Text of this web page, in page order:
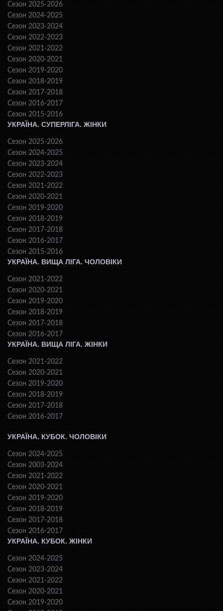
Сезон 2025-2026
Сезон 2024-2025
Сезон 2023-2024
Сезон 2022-2023
Сезон 2021-2022
Сезон 2020-2021
Сезон 2019-2020
Сезон 2018-2019
Сезон 2017-2018
Сезон 2016-2017
Сезон 2015-2016
УКРАЇНА. СУПЕРЛІГА. ЖІНКИ
Сезон 2025-2026
Сезон 2024-2025
Сезон 2023-2024
Сезон 2022-2023
Сезон 2021-2022
Сезон 2020-2021
Сезон 2019-2020
Сезон 2018-2019
Сезон 2017-2018
Сезон 2016-2017
Сезон 2015-2016
УКРАЇНА. ВИЩА ЛІГА. ЧОЛОВІКИ
Сезон 2021-2022
Сезон 2020-2021
Сезон 2019-2020
Сезон 2018-2019
Сезон 2017-2018
Сезон 2016-2017
УКРАЇНА. ВИЩА ЛІГА. ЖІНКИ
Сезон 2021-2022
Сезон 2020-2021
Сезон 2019-2020
Сезон 2018-2019
Сезон 2017-2018
Сезон 2016-2017
УКРАЇНА. КУБОК. ЧОЛОВІКИ
Сезон 2024-2025
Сезон 2003-2024
Сезон 2021-2022
Сезон 2020-2021
Сезон 2019-2020
Сезон 2018-2019
Сезон 2017-2018
Сезон 2016-2017
УКРАЇНА. КУБОК. ЖІНКИ
Сезон 2024-2025
Сезон 2023-2024
Сезон 2021-2022
Сезон 2020-2021
Сезон 2019-2020